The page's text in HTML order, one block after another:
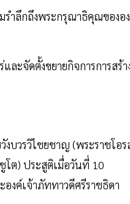
ำลึกถึงพระกรุณาธิคุณของอ
ะจัดตั้งขยายกิจการการสร้า
งบวรวิไชยชาญ (พระราชโอร
โต) ประสูติเมื่อวันที่ 10
งค์เจ้าภัททาวดีศรีราชธิดา